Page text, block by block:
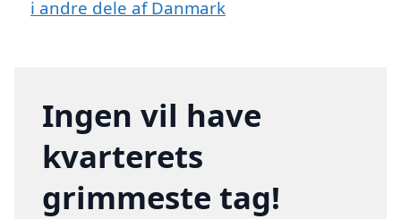
i andre dele af Danmark
Ingen vil have
kvarterets
grimmeste tag!